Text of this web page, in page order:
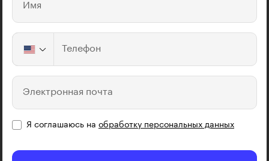
Имя
Телефон
Электронная почта
Я соглашаюсь на обработку персональных данных